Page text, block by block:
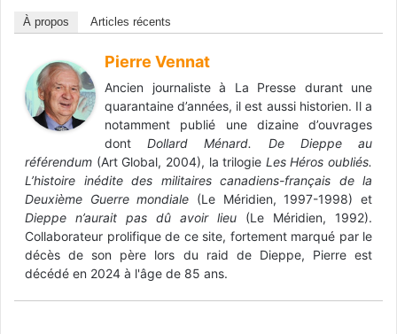
À propos Articles récents
Pierre Vennat
Ancien journaliste à La Presse durant une
quarantaine d’années, il est aussi historien. Il a
notamment publié une dizaine d’ouvrages
dontDollard Ménard. De Dieppe au
référendum (Art Global, 2004), la trilogie Les Héros oubliés.
L’histoire inédite des militaires canadiens-français de la
Deuxième Guerre mondiale (Le Méridien, 1997-1998) et
Dieppe n’aurait pas dû avoir lieu (Le Méridien, 1992).
Collaborateur prolifique de ce site, fortement marqué par le
décès de son père lors du raid de Dieppe, Pierre est
décédé en 2024 à l'âge de 85 ans.